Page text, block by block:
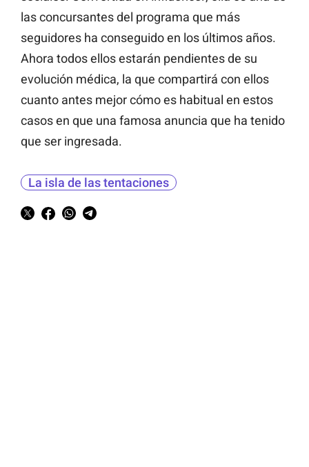
las concursantes del programa que más
seguidores ha conseguido en los últimos años.
Ahora todos ellos estarán pendientes de su
evolución médica, la que compartirá con ellos
cuanto antes mejor cómo es habitual en estos
casos en que una famosa anuncia que ha tenido
que ser ingresada.
La isla de las tentaciones